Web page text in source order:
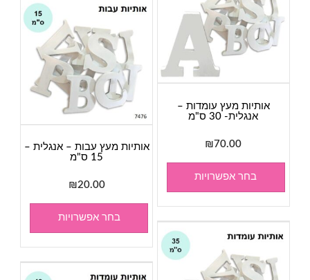
אותיות מעץ עומדות –
אנגלית- 30 ס"מ
₪70.00
בחר אפשרויות
אותיות מעץ עבות – אנגלית –
15 ס"מ
₪20.00
בחר אפשרויות